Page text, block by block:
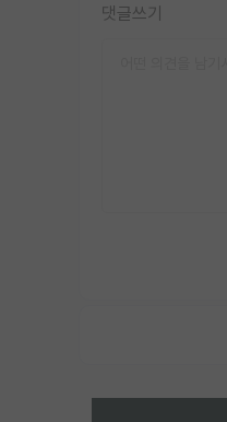
댓글쓰기